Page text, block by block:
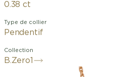
0.38 ct
Type de collier
Pendentif
Collection
B.Zero1
Véritable icône